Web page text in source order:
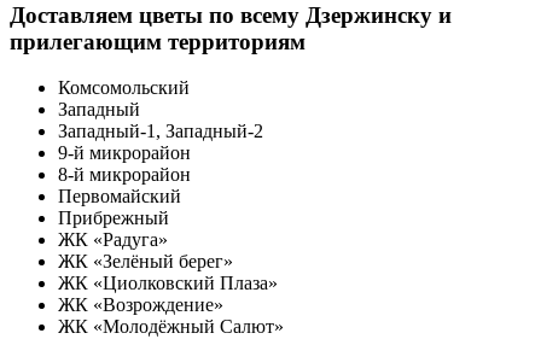
Доставляем цветы по всему Дзержинску и
прилегающим территориям
Комсомольский
Западный
Западный-1, Западный-2
9-й микрорайон
8-й микрорайон
Первомайский
Прибрежный
ЖК «Радуга»
ЖК «Зелёный берег»
ЖК «Циолковский Плаза»
ЖК «Возрождение»
ЖК «Молодёжный Салют»